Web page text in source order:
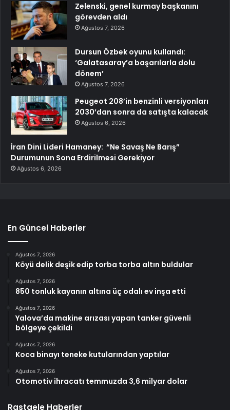
Zelenski, genel kurmay başkanını
görevden aldı
Ağustos 7, 2026
Dursun Özbek oyunu kullandı:
‘Galatasaray’a başarılarla dolu
dönem’
Ağustos 7, 2026
Peugeot 208’in benzinli versiyonları
2030’dan sonra da satışta kalacak
Ağustos 6, 2026
İran Dini Lideri Hamaney: “Ne Savaş Ne Barış”
Durumunun Sona Erdirilmesi Gerekiyor
Ağustos 6, 2026
En Güncel Haberler
Ağustos 7, 2026
Köyü delik deşik edip torba torba altın buldular
Ağustos 7, 2026
850 tonluk kayanın altına üç odalı ev inşa etti
Ağustos 7, 2026
Yalova’da makine arızası yapan tanker güvenli
bölgeye çekildi
Ağustos 7, 2026
Koca binayı teneke kutularından yaptılar
Ağustos 7, 2026
Otomotiv ihracatı temmuzda 3,6 milyar dolar
Rastgele Haberler